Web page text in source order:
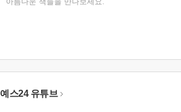
예스24 유튜브